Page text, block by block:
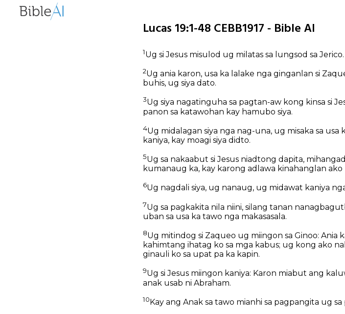
Lucas 19:1-48 CEBB1917 - Bible AI
1Ug si Jesus misulod ug milatas sa lungsod sa Jerico.
2Ug ania karon, usa ka lalake nga ginganlan si
buhis, ug siya dato.
3Ug siya nagatinguha sa pagtan-aw kong kinsa si
panon sa katawohan kay hamubo siya.
4Ug midalagan siya nga nag-una, ug misaka sa
kaniya, kay moagi siya didto.
5Ug sa nakaabut si Jesus niadtong dapita,
kumanaug ka, kay karong adlawa kinahanglan ako
6Ug nagdali siya, ug nanaug, ug midawat kaniya
7Ug sa pagkakita nila niini, silang tanan
uban sa usa ka tawo nga makasasala.
8Ug mitindog si Zaqueo ug miingon sa Ginoo: Ania
kahimtang ihatag ko sa mga kabus; ug kong ako
ginauli ko sa upat pa ka kapin.
9Ug si Jesus miingon kaniya: Karon miabut ang
anak usab ni Abraham.
10Kay ang Anak sa tawo mianhi sa pagpangita ug